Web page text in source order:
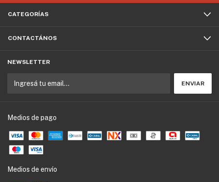
CATEGORÍAS
CONTACTÁNOS
NEWSLETTER
Medios de pago
Medios de envío